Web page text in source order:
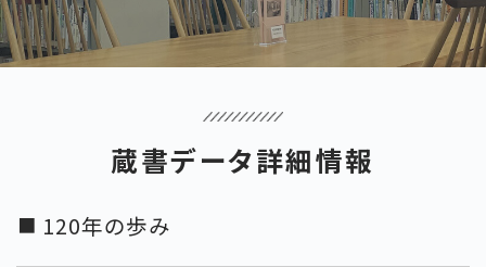
蔵書データ詳細情報
120年の歩み